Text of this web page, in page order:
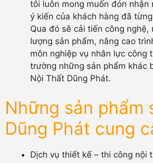
tôi luôn mong muốn đón nhận
ý kiến của khách hàng đã
Qua đó sẽ cải tiến công nghệ,
lượng sản phẩm, nâng cao
môn nghiệp vụ nhân lực công
trường những sản phẩm khác
Nội Thất Dũng Phát.
Những sản phẩm
Dũng Phát cung
Dịch vụ thiết kế – thi công nội